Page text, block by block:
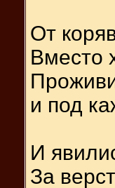
От
Вместо
и под
И
За